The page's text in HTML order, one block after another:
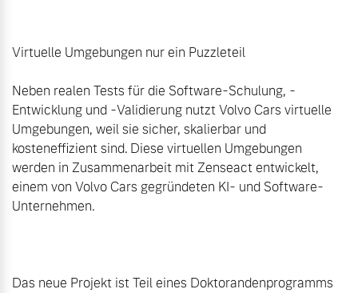
Virtuelle Umgebungen nur ein Puzzleteil
Neben realen Tests für die Software-Schulung, -
Entwicklung und -Validierung nutzt Volvo Cars virtuelle
Umgebungen, weil sie sicher, skalierbar und
kosteneffizient sind. Diese virtuellen Umgebungen
werden in Zusammenarbeit mit Zenseact entwickelt,
einem von Volvo Cars gegründeten KI- und Software-
Unternehmen.
Das neue Projekt ist Teil eines Doktorandenprogramms